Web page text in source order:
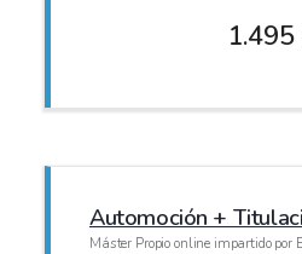
Automoción +
Máster Propio online impartido